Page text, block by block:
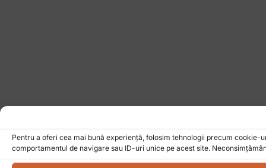
Pentru a oferi cea mai bună experiență, folosim tehnologii precum
comportamentul de navigare sau ID-uri unice pe acest site.